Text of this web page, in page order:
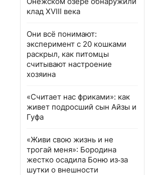
клад XVIII века
Они всё понимают:
эксперимент с 20 кошками
раскрыл, как питомцы
считывают настроение
хозяина
«Считает нас фриками»: как
живет подросший сын Айзы и
Гуфа
«Живи свою жизнь и не
трогай меня»: Бородина
жестко осадила Боню из‑за
шутки о внешности